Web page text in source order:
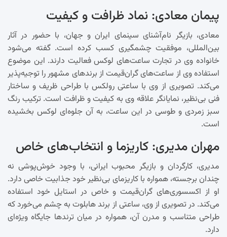
پیمان معادی: نماد ظرافت و کیفیت
معادی، بازیگر نام‌آشنای سینمای ایران و جهان، با حضور در آثار
بین‌المللی، موفقیت چشمگیری کسب کرده است. گفته می‌شود
خانواده وی در تجارت ساعت‌های لوکس فعالیت دارند. این موضوع
استفاده وی از ساعت‌های گران‌قیمت از برندهای مشهور را توجیه‌پذیر
می‌کند. تصویری از وی با ساعتی رولکس با طراحی ظریف و ساختار
فنی بی‌نظیر، نمایانگر علاقه وی به کیفیت و ظرافت است. ترکیب رنگ
سبز زمردی و طوسی در این ساعت، به آن جلوه‌ای لوکس بخشیده
است.
مهران مدیری: کاریزما و انتخاب‌های خاص
مدیری، کارگردان و بازیگر محبوب ایرانی، با وجود خوش‌پوشی نه
چندان برجسته، همواره با کاریزمای بی‌نظیر خود جذابیت خاصی دارد.
او از اکسسوری‌های گران‌قیمت و خاص در استایل خود استفاده
می‌کند. در تصویری از وی، ساعتی از برند هابلوت به چشم می‌خورد که
طراحی متناسب و مدرن آن، همواره در میان ترندها جایگاه ویژه‌ای
دارد.